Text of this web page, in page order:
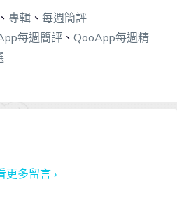
、 專輯、 每週簡評
每週簡評、 QooApp每週精
更多留言 ›